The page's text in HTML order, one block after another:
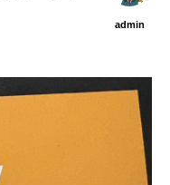
admin